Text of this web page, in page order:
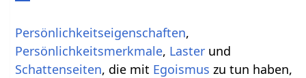
Persönlichkeitseigenschaften,
Persönlichkeitsmerkmale, Laster und
Schattenseiten, die mit Egoismus zu tun haben,